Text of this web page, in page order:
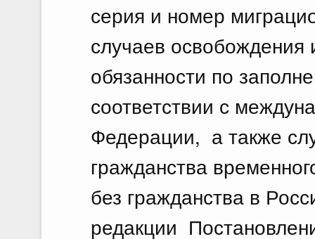
серия и номер
случаев освобождения
обязанности по
соответствии с
Федерации, а также
гражданства
без гражданства в
редакции